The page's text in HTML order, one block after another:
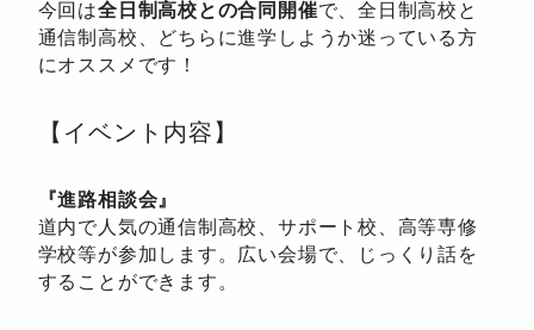
今回は全日制高校との合同開催で、全日制高校と
通信制高校、どちらに進学しようか迷っている方
にオススメです！
【イベント内容】
『進路相談会』
道内で人気の通信制高校、サポート校、高等専修
学校等が参加します。広い会場で、じっくり話を
することができます。